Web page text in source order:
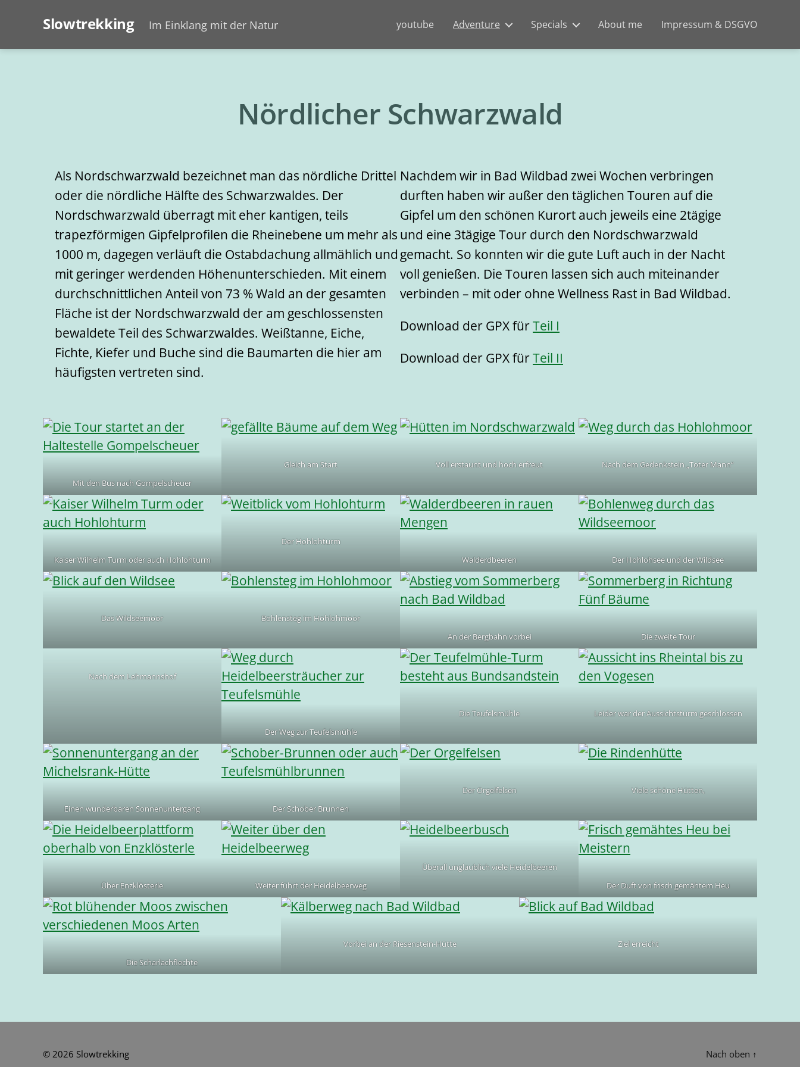
Slowtrekking Im Einklang mit der Natur youtube Adventure Specials About me Impressum & DSGVO
Nördlicher Schwarzwald
Als Nordschwarzwald bezeichnet man das nördliche Drittel
oder die nördliche Hälfte des Schwarzwaldes. Der
Nordschwarzwald überragt mit eher kantigen, teils
trapezförmigen Gipfelprofilen die Rheinebene um mehr als
1000 m, dagegen verläuft die Ostabdachung allmählich und
mit geringer werdenden Höhenunterschieden. Mit einem
durchschnittlichen Anteil von 73 % Wald an der gesamten
Fläche ist der Nordschwarzwald der am geschlossensten
bewaldete Teil des Schwarzwaldes. Weißtanne, Eiche,
Fichte, Kiefer und Buche sind die Baumarten die hier am
häufigsten vertreten sind.
Nachdem wir in Bad Wildbad zwei Wochen verbringen
durften haben wir außer den täglichen Touren auf die
Gipfel um den schönen Kurort auch jeweils eine 2tägige
und eine 3tägige Tour durch den Nordschwarzwald
gemacht. So konnten wir die gute Luft auch in der Nacht
voll genießen. Die Touren lassen sich auch miteinander
verbinden – mit oder ohne Wellness Rast in Bad Wildbad.
Download der GPX fürTeil I
Download der GPX fürTeil II
Mit den Bus nach Gompelscheuer
Gleich am Start Voll erstaunt und hoch erfreut Nach dem Gedenkstein „Toter Mann“
Kaiser Wilhelm Turm oder auch Hohlohturm
Der Hohlohturm
Walderdbeeren
Der Hohlohsee und der Wildsee
Das Wildseemoor
Bohlensteg im Hohlohmoor
An der Bergbahn vorbei
Die zweite Tour
Nach dem Lehmannshof
Der Weg zur Teufelsmühle
Die Teufelsmühle Leider war der Aussichtsturm geschlossen
Einen wunderbaren Sonnenuntergang Der Schober Brunnen
Der Orgelfelsen Viele schöne Hütten,
Über Enzklösterle Weiter führt der Heidelbeerweg
Überall unglaublich viele Heidelbeeren
Der Duft von frisch gemähtem Heu
Die Scharlachflechte
Vorbei an der Riesenstein-Hütte Ziel erreicht
© 2026 Slowtrekking Nach oben ↑